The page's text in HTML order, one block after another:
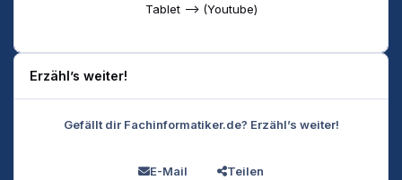
Tablet --> (Youtube)
Erzähl’s weiter!
Gefällt dir Fachinformatiker.de? Erzähl’s weiter!
E-Mail Teilen